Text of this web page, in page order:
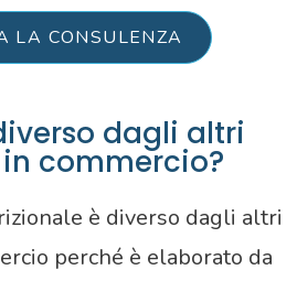
LA CONSULENZA
dagli altri
commercio?
è diverso dagli altri
perché è elaborato da